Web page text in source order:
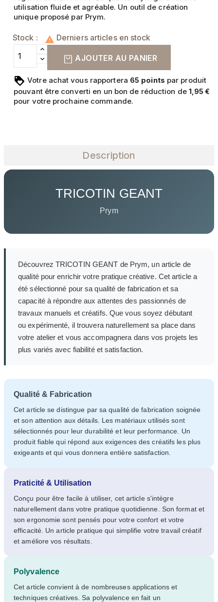
utilisation fluide et agréable. Un outil de création
unique proposé par Prym.
Stock :  Derniers articles en stock
AJOUTER AU PANIER
Votre achat vous rapportera 65 points par produit
pouvant être converti en un bon de réduction de 1,95 €
pour votre prochaine commande.
Description
TRICOTIN GEANT
Prym
Découvrez TRICOTIN GEANT de Prym, un article de
qualité pour enrichir votre pratique créative. Cet article a
été sélectionné pour sa qualité de fabrication et sa
capacité à répondre aux attentes des passionnés de
travaux manuels et créatifs. Que vous soyez débutant
ou expérimenté, il trouvera naturellement sa place dans
votre atelier et vous accompagnera dans vos projets les
plus variés avec fiabilité et satisfaction.
Qualité & Fabrication
Cet article se distingue par sa qualité de fabrication soignée
et son attention aux détails. Les matériaux utilisés sont
sélectionnés pour leur durabilité et leur performance. Un
produit fiable qui répond aux exigences des créatifs les plus
exigeants et qui vous donnera entière satisfaction.
Praticité & Utilisation
Conçu pour être facile à utiliser, cet article s'intègre
naturellement dans votre pratique quotidienne. Son format et
son ergonomie sont pensés pour votre confort et votre
efficacité. Un article pratique qui simplifie votre travail créatif
et améliore vos résultats.
Polyvalence
Cet article convient à de nombreuses applications et
techniques créatives. Sa polyvalence en fait un